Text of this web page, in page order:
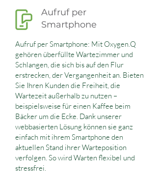
Aufruf per
Smartphone
Aufruf per Smartphone: Mit Oxygen.Q
gehören überfüllte Wartezimmer und
Schlangen, die sich bis auf den Flur
erstrecken, der Vergangenheit an. Bieten
Sie Ihren Kunden die Freiheit, die
Wartezeit außerhalb zu nutzen –
beispielsweise für einen Kaffee beim
Bäcker um die Ecke. Dank unserer
webbasierten Lösung können sie ganz
einfach mit ihrem Smartphone den
aktuellen Stand ihrer Warteposition
verfolgen. So wird Warten flexibel und
stressfrei.